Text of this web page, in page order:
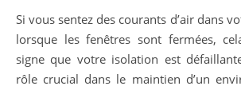
Si vous sentez des courants d’air dans
lorsque les fenêtres sont fermées,
signe que votre isolation est
rôle crucial dans le maintien d’un